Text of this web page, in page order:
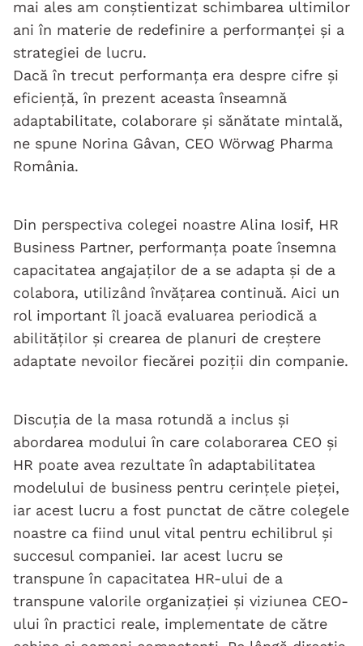
mai ales am conștientizat schimbarea ultimilor
ani în materie de redefinire a performanței și a
strategiei de lucru.
Dacă în trecut performanța era despre cifre și
eficiență, în prezent aceasta înseamnă
adaptabilitate, colaborare și sănătate mintală,
ne spune Norina Gâvan, CEO Wörwag Pharma
România.
Din perspectiva colegei noastre Alina Iosif, HR
Business Partner, performanța poate însemna
capacitatea angajaților de a se adapta și de a
colabora, utilizând învățarea continuă. Aici un
rol important îl joacă evaluarea periodică a
abilităților și crearea de planuri de creștere
adaptate nevoilor fiecărei poziții din companie.
Discuția de la masa rotundă a inclus și
abordarea modului în care colaborarea CEO și
HR poate avea rezultate în adaptabilitatea
modelului de business pentru cerințele pieței,
iar acest lucru a fost punctat de către colegele
noastre ca fiind unul vital pentru echilibrul și
succesul companiei. Iar acest lucru se
transpune în capacitatea HR-ului de a
transpune valorile organizației și viziunea CEO-
ului în practici reale, implementate de către